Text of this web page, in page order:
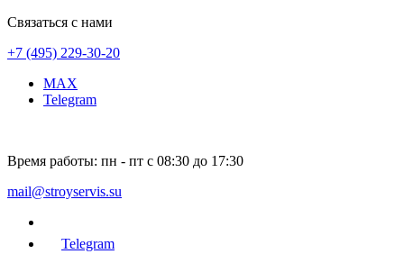
Связаться с нами
+7 (495) 229-30-20
MAX
Telegram
Время работы: пн - пт с 08:30 до 17:30
mail@stroyservis.su
Telegram